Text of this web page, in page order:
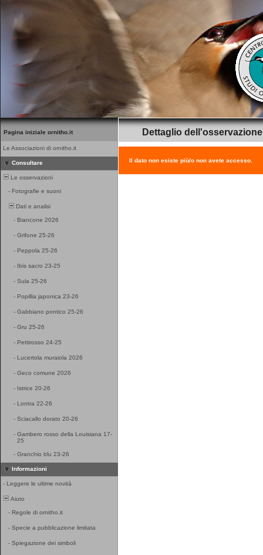
Pagina iniziale ornitho.it
Le Associazioni di ornitho.it
Consultare
Le osservazioni
- Fotografie e suoni
Dati e analisi
- Biancone 2026
- Grifone 25-26
- Peppola 25-26
- Ibis sacro 23-25
- Sula 25-26
- Popillia japonica 23-26
- Gabbiano pontico 25-26
- Gru 25-26
- Pettirosso 24-25
- Lucertola muraiola 2026
- Geco comune 2026
- Istrice 20-26
- Lontra 22-26
- Sciacallo dorato 20-26
- Gambero rosso della Louisiana 17-
25
- Granchio blu 23-26
Informazioni
- Leggere le ultime novità
Aiuto
- Regole di ornitho.it
- Specie a pubblicazione limitata
- Spiegazione dei simboli
Dettaglio dell'osservazione
Il dato non esiste più/o non avete accesso.